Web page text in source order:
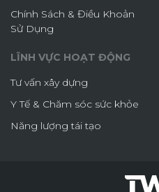
Chính Sách & Điều Khoản
Sử Dụng
LĨNH VỰC HOẠT ĐỘNG
Tư vấn xây dựng
Y Tế & Chăm sóc sức khỏe
Năng lượng tái tạo